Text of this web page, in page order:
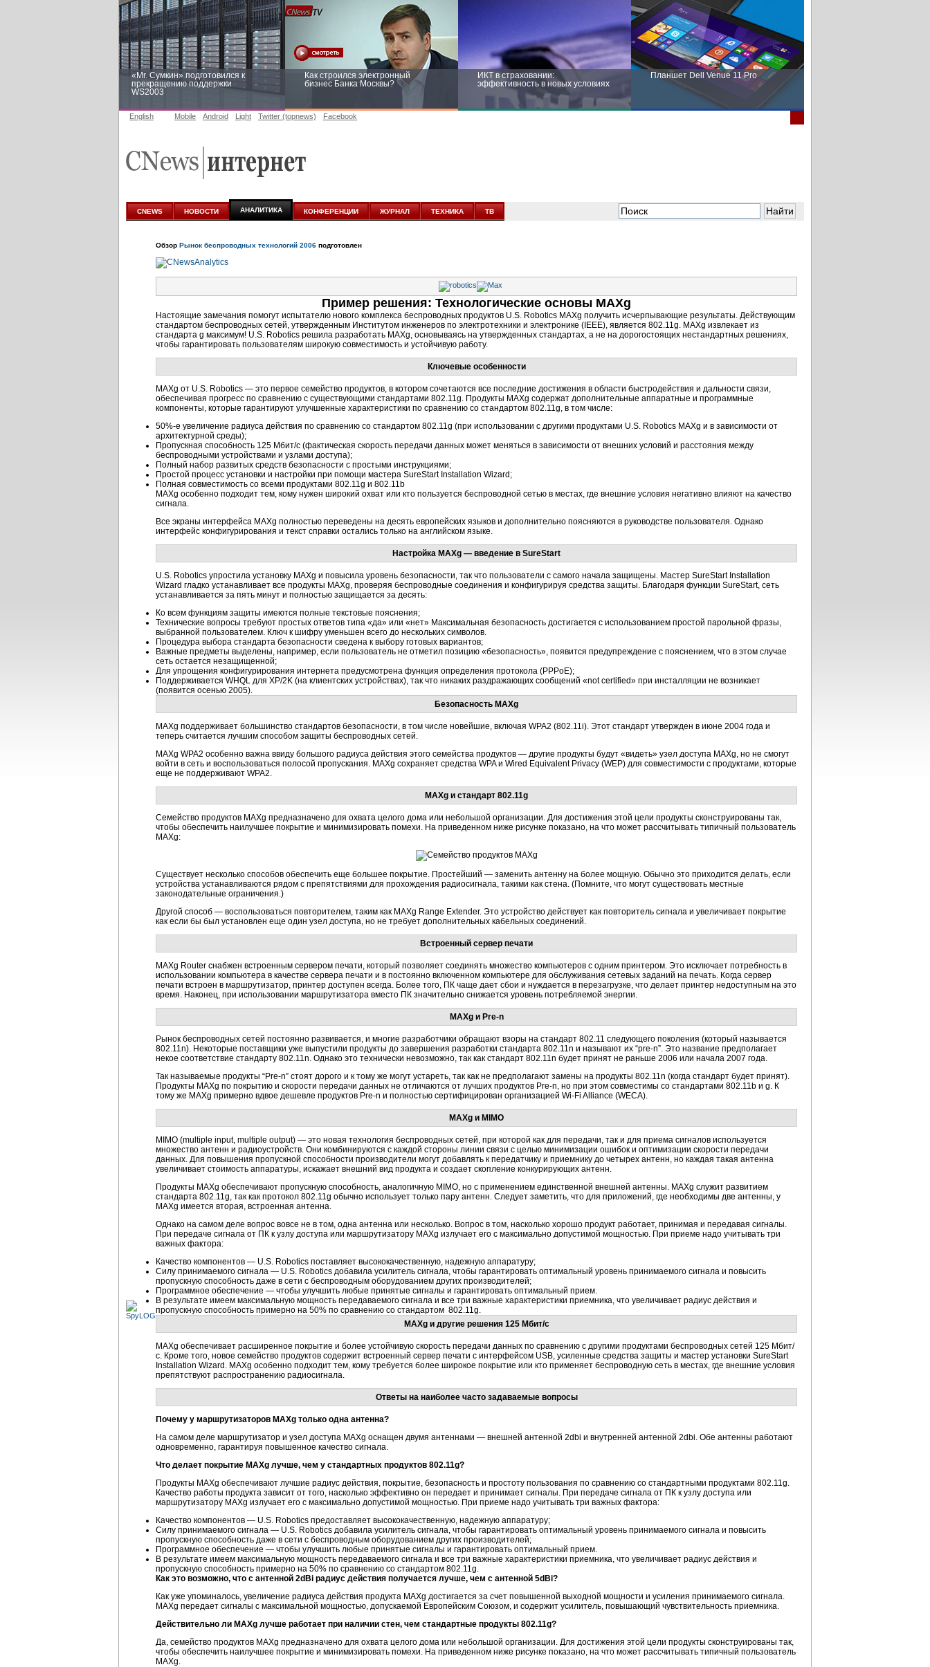
«Mr. Сумкин» подготовился к
прекращению поддержки
WS2003
Как строился электронный
бизнес Банка Москвы?
ИКТ в страховании:
эффективность в новых условиях
Планшет Dell Venue 11 Pro
аналитике
новых условиях
English Mobile Android Light Twitter (topnews) Facebook
CNEWS НОВОСТИ АНАЛИТИКА КОНФЕРЕНЦИИ ЖУРНАЛ ТЕХНИКА ТВ
Обзор Рынок беспроводных технологий 2006 подготовлен
Пример решения: Технологические основы MAXg
Настоящие замечания помогут испытателю нового комплекса беспроводных продуктов U.S. Robotics MAXg получить исчерпывающие результаты. Действующим
стандартом беспроводных сетей, утвержденным Институтом инженеров по электротехники и электронике (IEEE), является 802.11g. MAXg извлекает из
стандарта g максимум! U.S. Robotics решила разработать MAXg, основываясь на утвержденных стандартах, а не на дорогостоящих нестандартных решениях,
чтобы гарантировать пользователям широкую совместимость и устойчивую работу.
Ключевые особенности
MAXg от U.S. Robotics — это первое семейство продуктов, в котором сочетаются все последние достижения в области быстродействия и дальности связи,
обеспечивая прогресс по сравнению с существующими стандартами 802.11g. Продукты MAXg содержат дополнительные аппаратные и программные
компоненты, которые гарантируют улучшенные характеристики по сравнению со стандартом 802.11g, в том числе:
50%-е увеличение радиуса действия по сравнению со стандартом 802.11g (при использовании с другими продуктами U.S. Robotics MAXg и в зависимости от
архитектурной среды);
Пропускная способность 125 Мбит/с (фактическая скорость передачи данных может меняться в зависимости от внешних условий и расстояния между
беспроводными устройствами и узлами доступа);
Полный набор развитых средств безопасности с простыми инструкциями;
Простой процесс установки и настройки при помощи мастера SureStart Installation Wizard;
Полная совместимость со всеми продуктами 802.11g и 802.11b
MAXg особенно подходит тем, кому нужен широкий охват или кто пользуется беспроводной сетью в местах, где внешние условия негативно влияют на качество
сигнала.
Все экраны интерфейса MAXg полностью переведены на десять европейских языков и дополнительно поясняются в руководстве пользователя. Однако
интерфейс конфигурирования и текст справки остались только на английском языке.
Настройка MAXg — введение в SureStart
U.S. Robotics упростила установку MAXg и повысила уровень безопасности, так что пользователи с самого начала защищены. Мастер SureStart Installation
Wizard гладко устанавливает все продукты MAXg, проверяя беспроводные соединения и конфигурируя средства защиты. Благодаря функции SureStart, сеть
устанавливается за пять минут и полностью защищается за десять:
Ко всем функциям защиты имеются полные текстовые пояснения;
Технические вопросы требуют простых ответов типа «да» или «нет» Максимальная безопасность достигается с использованием простой парольной фразы,
выбранной пользователем. Ключ к шифру уменьшен всего до нескольких символов.
Процедура выбора стандарта безопасности сведена к выбору готовых вариантов;
Важные предметы выделены, например, если пользователь не отметил позицию «безопасность», появится предупреждение с пояснением, что в этом случае
сеть остается незащищенной;
Для упрощения конфигурирования интернета предусмотрена функция определения протокола (PPPoE);
Поддерживается WHQL для XP/2K (на клиентских устройствах), так что никаких раздражающих сообщений «not certified» при инсталляции не возникает
(появится осенью 2005).
Безопасность MAXg
MAXg поддерживает большинство стандартов безопасности, в том числе новейшие, включая WPA2 (802.11i). Этот стандарт утвержден в июне 2004 года и
теперь считается лучшим способом защиты беспроводных сетей.
MAXg WPA2 особенно важна ввиду большого радиуса действия этого семейства продуктов — другие продукты будут «видеть» узел доступа MAXg, но не смогут
войти в сеть и воспользоваться полосой пропускания. MAXg сохраняет средства WPA и Wired Equivalent Privacy (WEP) для совместимости с продуктами, которые
еще не поддерживают WPA2.
MAXg и стандарт 802.11g
Семейство продуктов MAXg предназначено для охвата целого дома или небольшой организации. Для достижения этой цели продукты сконструированы так,
чтобы обеспечить наилучшее покрытие и минимизировать помехи. На приведенном ниже рисунке показано, на что может рассчитывать типичный пользователь
MAXg:
Существует несколько способов обеспечить еще большее покрытие. Простейший — заменить антенну на более мощную. Обычно это приходится делать, если
устройства устанавливаются рядом с препятствиями для прохождения радиосигнала, такими как стена. (Помните, что могут существовать местные
законодательные ограничения.)
Другой способ — воспользоваться повторителем, таким как MAXg Range Extender. Это устройство действует как повторитель сигнала и увеличивает покрытие
как если бы был установлен еще один узел доступа, но не требует дополнительных кабельных соединений.
Встроенный сервер печати
MAXg Router снабжен встроенным сервером печати, который позволяет соединять множество компьютеров с одним принтером. Это исключает потребность в
использовании компьютера в качестве сервера печати и в постоянно включенном компьютере для обслуживания сетевых заданий на печать. Когда сервер
печати встроен в маршрутизатор, принтер доступен всегда. Более того, ПК чаще дает сбои и нуждается в перезагрузке, что делает принтер недоступным на это
время. Наконец, при использовании маршрутизатора вместо ПК значительно снижается уровень потребляемой энергии.
MAXg и Pre-n
Рынок беспроводных сетей постоянно развивается, и многие разработчики обращают взоры на стандарт 802.11 следующего поколения (который называется
802.11n). Некоторые поставщики уже выпустили продукты до завершения разработки стандарта 802.11n и называют их “pre-n”. Это название предполагает
некое соответствие стандарту 802.11n. Однако это технически невозможно, так как стандарт 802.11n будет принят не раньше 2006 или начала 2007 года.
Так называемые продукты “Pre-n” стоят дорого и к тому же могут устареть, так как не предполагают замены на продукты 802.11n (когда стандарт будет принят).
Продукты MAXg по покрытию и скорости передачи данных не отличаются от лучших продуктов Pre-n, но при этом совместимы со стандартами 802.11b и g. К
тому же MAXg примерно вдвое дешевле продуктов Pre-n и полностью сертифицирован организацией Wi-Fi Alliance (WECA).
MAXg и MIMO
MIMO (multiple input, multiple output) — это новая технология беспроводных сетей, при которой как для передачи, так и для приема сигналов используется
множество антенн и радиоустройств. Они комбинируются с каждой стороны линии связи с целью минимизации ошибок и оптимизации скорости передачи
данных. Для повышения пропускной способности производители могут добавлять к передатчику и приемнику до четырех антенн, но каждая такая антенна
увеличивает стоимость аппаратуры, искажает внешний вид продукта и создает скопление конкурирующих антенн.
Продукты MAXg обеспечивают пропускную способность, аналогичную MIMO, но с применением единственной внешней антенны. MAXg служит развитием
стандарта 802.11g, так как протокол 802.11g обычно использует только пару антенн. Следует заметить, что для приложений, где необходимы две антенны, у
MAXg имеется вторая, встроенная антенна.
Однако на самом деле вопрос вовсе не в том, одна антенна или несколько. Вопрос в том, насколько хорошо продукт работает, принимая и передавая сигналы.
При передаче сигнала от ПК к узлу доступа или маршрутизатору MAXg излучает его с максимально допустимой мощностью. При приеме надо учитывать три
важных фактора:
Качество компонентов — U.S. Robotics поставляет высококачественную, надежную аппаратуру;
Силу принимаемого сигнала — U.S. Robotics добавила усилитель сигнала, чтобы гарантировать оптимальный уровень принимаемого сигнала и повысить
пропускную способность даже в сети с беспроводным оборудованием других производителей;
Программное обеспечение — чтобы улучшить любые принятые сигналы и гарантировать оптимальный прием.
В результате имеем максимальную мощность передаваемого сигнала и все три важные характеристики приемника, что увеличивает радиус действия и
пропускную способность примерно на 50% по сравнению со стандартом 802.11g.
MAXg и другие решения 125 Мбит/с
MAXg обеспечивает расширенное покрытие и более устойчивую скорость передачи данных по сравнению с другими продуктами беспроводных сетей 125 Мбит/
с. Кроме того, новое семейство продуктов содержит встроенный сервер печати с интерфейсом USB, усиленные средства защиты и мастер установки SureStart
Installation Wizard. MAXg особенно подходит тем, кому требуется более широкое покрытие или кто применяет беспроводную сеть в местах, где внешние условия
препятствуют распространению радиосигнала.
Ответы на наиболее часто задаваемые вопросы
Почему у маршрутизаторов MAXg только одна антенна?
На самом деле маршрутизатор и узел доступа MAXg оснащен двумя антеннами — внешней антенной 2dbi и внутренней антенной 2dbi. Обе антенны работают
одновременно, гарантируя повышенное качество сигнала.
Что делает покрытие MAXg лучше, чем у стандартных продуктов 802.11g?
Продукты MAXg обеспечивают лучшие радиус действия, покрытие, безопасность и простоту пользования по сравнению со стандартными продуктами 802.11g.
Качество работы продукта зависит от того, насколько эффективно он передает и принимает сигналы. При передаче сигнала от ПК к узлу доступа или
маршрутизатору MAXg излучает его с максимально допустимой мощностью. При приеме надо учитывать три важных фактора:
Качество компонентов — U.S. Robotics предоставляет высококачественную, надежную аппаратуру;
Силу принимаемого сигнала — U.S. Robotics добавила усилитель сигнала, чтобы гарантировать оптимальный уровень принимаемого сигнала и повысить
пропускную способность даже в сети с беспроводным оборудованием других производителей;
Программное обеспечение — чтобы улучшить любые принятые сигналы и гарантировать оптимальный прием.
В результате имеем максимальную мощность передаваемого сигнала и все три важные характеристики приемника, что увеличивает радиус действия и
пропускную способность примерно на 50% по сравнению со стандартом 802.11g.
Как это возможно, что с антенной 2dBi радиус действия получается лучше, чем с антенной 5dBi?
Как уже упоминалось, увеличение радиуса действия продукта MAXg достигается за счет повышенной выходной мощности и усиления принимаемого сигнала.
MAXg передает сигналы с максимальной мощностью, допускаемой Европейским Союзом, и содержит усилитель, повышающий чувствительность приемника.
Действительно ли MAXg лучше работает при наличии стен, чем стандартные продукты 802.11g?
Да, семейство продуктов MAXg предназначено для охвата целого дома или небольшой организации. Для достижения этой цели продукты сконструированы так,
чтобы обеспечить наилучшее покрытие и минимизировать помехи. На приведенном ниже рисунке показано, на что может рассчитывать типичный пользователь
MAXg.